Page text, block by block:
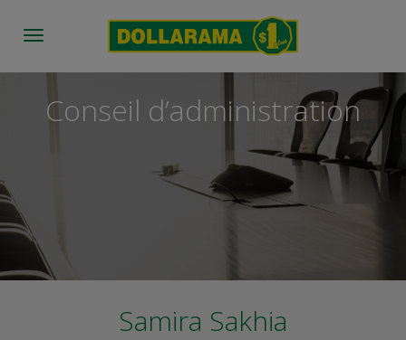
Toggle
Conseil d’administration
Samira Sakhia